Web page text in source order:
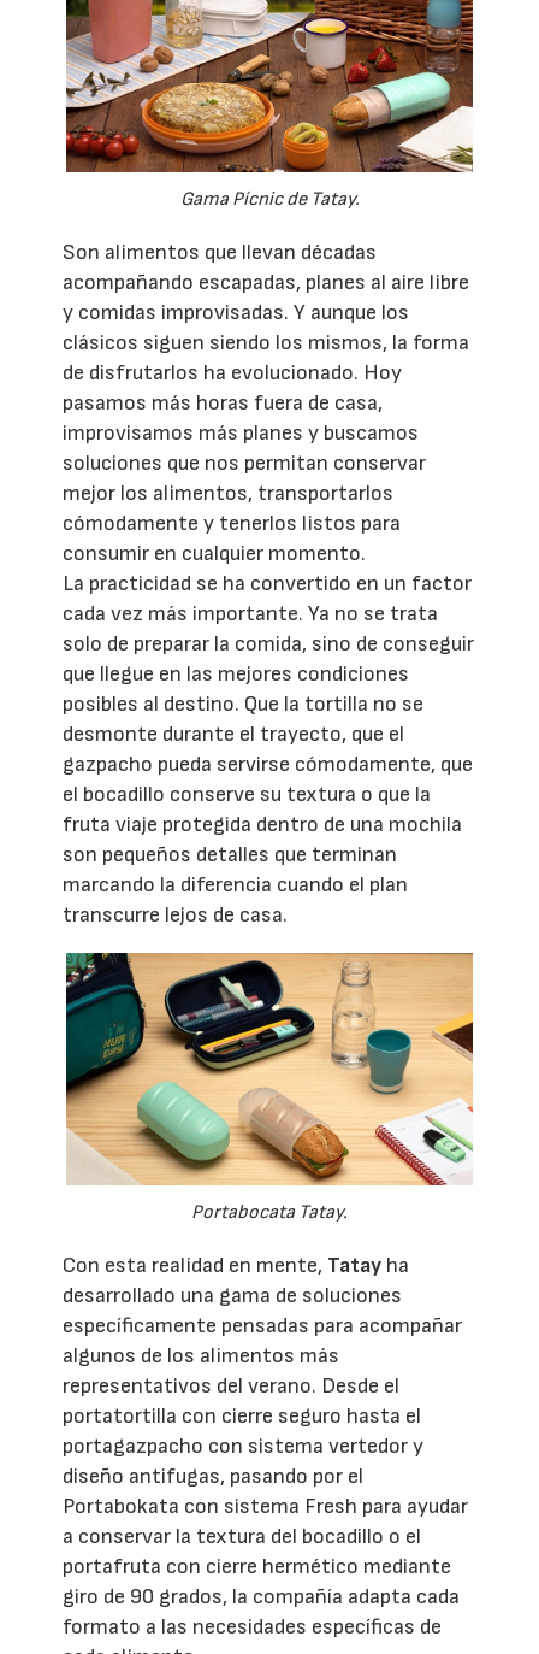
Gama Pícnic de Tatay.
Son alimentos que llevan décadas
acompañando escapadas, planes al aire libre
y comidas improvisadas. Y aunque los
clásicos siguen siendo los mismos, la forma
de disfrutarlos ha evolucionado. Hoy
pasamos más horas fuera de casa,
improvisamos más planes y buscamos
soluciones que nos permitan conservar
mejor los alimentos, transportarlos
cómodamente y tenerlos listos para
consumir en cualquier momento.
La practicidad se ha convertido en un factor
cada vez más importante. Ya no se trata
solo de preparar la comida, sino de conseguir
que llegue en las mejores condiciones
posibles al destino. Que la tortilla no se
desmonte durante el trayecto, que el
gazpacho pueda servirse cómodamente, que
el bocadillo conserve su textura o que la
fruta viaje protegida dentro de una mochila
son pequeños detalles que terminan
marcando la diferencia cuando el plan
transcurre lejos de casa.
Portabocata Tatay.
Con esta realidad en mente, Tatay ha
desarrollado una gama de soluciones
específicamente pensadas para acompañar
algunos de los alimentos más
representativos del verano. Desde el
portatortilla con cierre seguro hasta el
portagazpacho con sistema vertedor y
diseño antifugas, pasando por el
Portabokata con sistema Fresh para ayudar
a conservar la textura del bocadillo o el
portafruta con cierre hermético mediante
giro de 90 grados, la compañía adapta cada
formato a las necesidades específicas de